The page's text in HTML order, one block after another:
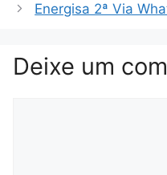
Energisa 2ª Via
Deixe um